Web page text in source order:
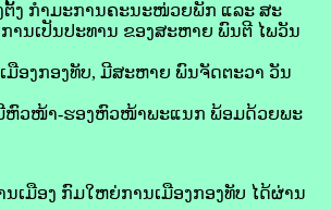
ຕັ້ງ ກຳມະການຄະນະໜ່ວຍພັກ ແລະ ສະ
ານເປັນປະທານ ຂອງສະຫາຍ ພົນຕີ ໄພວັນ
ອງກອງທັບ, ມີສະຫາຍ ພົນຈັດຕະວາ ວັນ
ຫົວໜ້າ-ຮອງຫົວໜ້າພະແນກ ພ້ອມດ້ວຍພະ
ມືອງ ກົມໃຫຍ່ການເມືອງກອງທັບ ໄດ້ຜ່ານ